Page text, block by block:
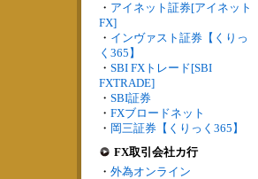
・ アイネット証券[アイネット
FX]
・ インヴァスト証券【くりっ
く365】
・ SBI FXトレード[SBI
FXTRADE]
・ SBI証券
・ FXブロードネット
・ 岡三証券【くりっく365】
FX取引会社カ行
・ 外為オンライン